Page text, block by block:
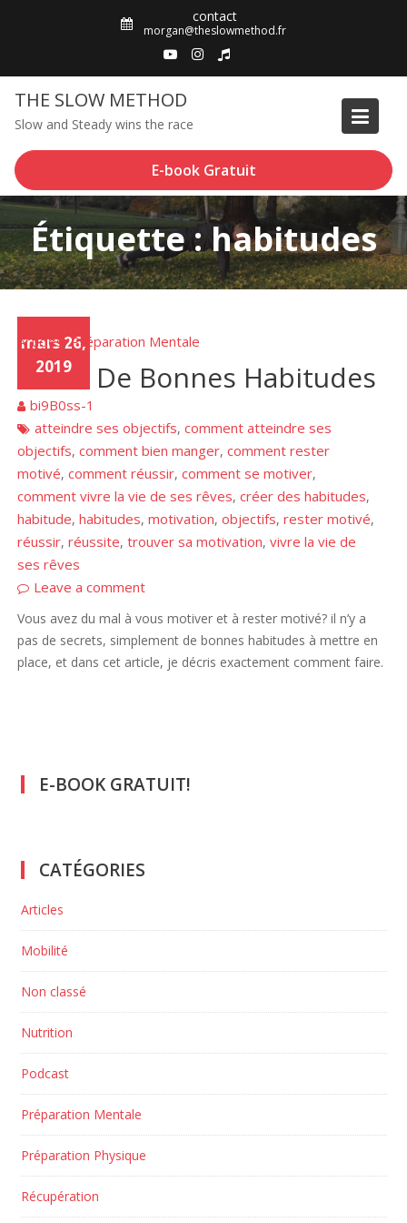
contact
morgan@theslowmethod.fr
THE SLOW METHOD
Slow and Steady wins the race
E-book Gratuit
Étiquette : habitudes
mars 26,
2019
Articles ,Préparation Mentale
Créer De Bonnes Habitudes
bi9B0ss-1
atteindre ses objectifs,comment atteindre ses
objectifs,comment bien manger,comment rester
motivé,comment réussir,comment se motiver,
comment vivre la vie de ses rêves,créer des habitudes,
habitude,habitudes,motivation,objectifs,rester motivé,
réussir,réussite,trouver sa motivation,vivre la vie de
ses rêves
Leave a comment
Vous avez du mal à vous motiver et à rester motivé? il n’y a
pas de secrets, simplement de bonnes habitudes à mettre en
place, et dans cet article, je décris exactement comment faire.
E-BOOK GRATUIT!
CATÉGORIES
Articles
Mobilité
Non classé
Nutrition
Podcast
Préparation Mentale
Préparation Physique
Récupération